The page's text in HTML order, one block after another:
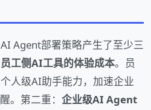
Agent部署策略产生了至少三
工侧AI工具的体验成本。员
人级AI助手能力，加速企业
。第二重： 企业级AI Agent